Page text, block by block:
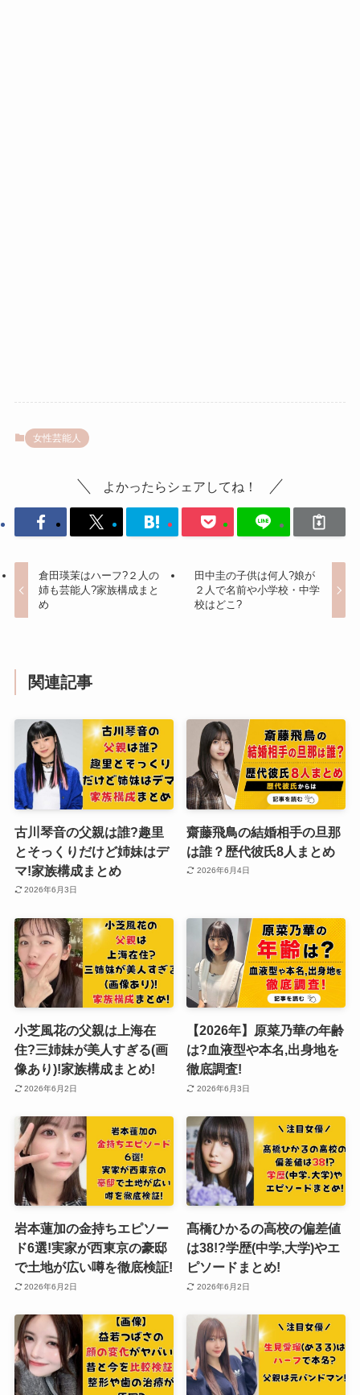
女性芸能人
よかったらシェアしてね！
倉田瑛茉はハーフ?２人の
姉も芸能人?家族構成まと
め
田中圭の子供は何人?娘が
２人で名前や小学校・中学
校はどこ?
関連記事
古川琴音の父親は誰?趣里
とそっくりだけど姉妹はデ
マ!家族構成まとめ
2026年6月3日
齋藤飛鳥の結婚相手の旦那
は誰？歴代彼氏8人まとめ
2026年6月4日
小芝風花の父親は上海在
住?三姉妹が美人すぎる(画
像あり)!家族構成まとめ!
2026年6月2日
【2026年】原菜乃華の年齢
は?血液型や本名,出身地を
徹底調査!
2026年6月3日
岩本蓮加の金持ちエピソー
ド6選!実家が西東京の豪邸
で土地が広い噂を徹底検証!
2026年6月2日
髙橋ひかるの高校の偏差値
は38!?学歴(中学,大学)やエ
ピソードまとめ!
2026年6月2日